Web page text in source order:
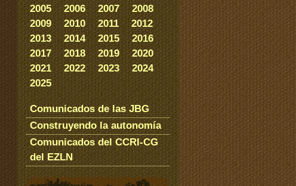
2005
2006 2007
2008
2009
2010 2011
2012
2013
2014 2015
2016
2017
2018 2019
2020
2021
2022 2023
2024
2025
Comunicados de las JBG
Construyendo la autonomía
Comunicados del CCRI-CG
del EZLN